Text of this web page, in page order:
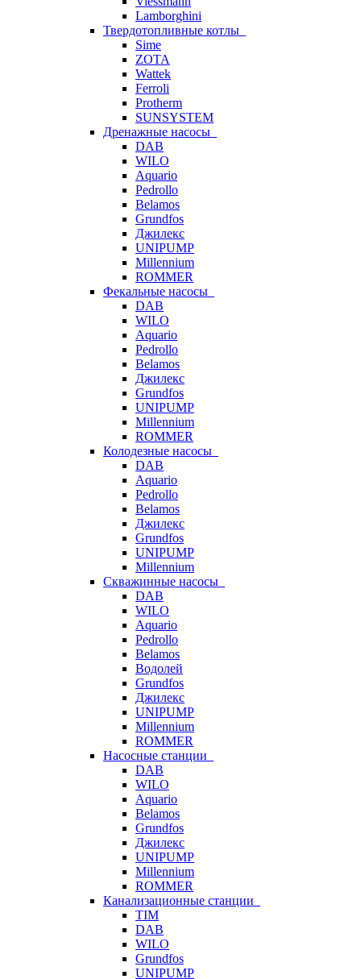
Lamborghini
Твердотопливные котлы
Sime
ZOTA
Wattek
Ferroli
Protherm
SUNSYSTEM
Дренажные насосы
DAB
WILO
Aquario
Pedrollo
Belamos
Grundfos
Джилекс
UNIPUMP
Millennium
ROMMER
Фекальные насосы
DAB
WILO
Aquario
Pedrollo
Belamos
Джилекс
Grundfos
UNIPUMP
Millennium
ROMMER
Колодезные насосы
DAB
Aquario
Pedrollo
Belamos
Джилекс
Grundfos
UNIPUMP
Millennium
Скважинные насосы
DAB
WILO
Aquario
Pedrollo
Belamos
Водолей
Grundfos
Джилекс
UNIPUMP
Millennium
ROMMER
Насосные станции
DAB
WILO
Aquario
Belamos
Grundfos
Джилекс
UNIPUMP
Millennium
ROMMER
Канализационные станции
TIM
DAB
WILO
Grundfos
UNIPUMP